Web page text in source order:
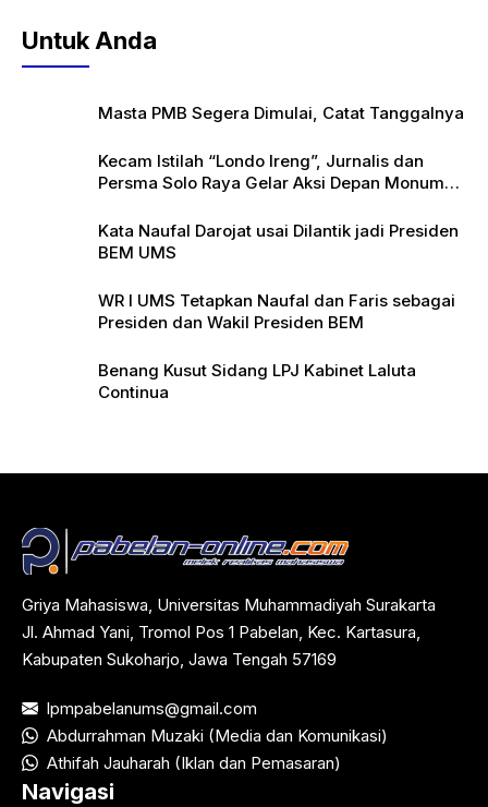
o
o
p
Untuk Anda
Masta PMB Segera Dimulai, Catat Tanggalnya
Kecam Istilah “Londo Ireng”, Jurnalis dan
Persma Solo Raya Gelar Aksi Depan Monumen
Kata Naufal Darojat usai Dilantik jadi Presiden
BEM UMS
WR I UMS Tetapkan Naufal dan Faris sebagai
Presiden dan Wakil Presiden BEM
Benang Kusut Sidang LPJ Kabinet Laluta
Continua
Griya Mahasiswa, Universitas Muhammadiyah Surakarta
Jl. Ahmad Yani, Tromol Pos 1 Pabelan, Kec. Kartasura,
Kabupaten Sukoharjo, Jawa Tengah 57169
lpmpabelanums@gmail.com
Abdurrahman Muzaki (Media dan Komunikasi)
Athifah Jauharah (Iklan dan Pemasaran)
Navigasi